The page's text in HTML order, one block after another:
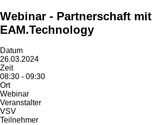
Webinar - Partnerschaft mit
EAM.Technology
Datum
26.03.2024
Zeit
08:30 - 09:30
Ort
Webinar
Veranstalter
VSV
Teilnehmer